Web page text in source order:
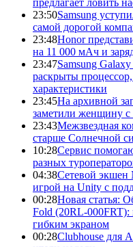
предлагает ловить
23:50Samsung
самой дорогой
23:48Honor
на 11 000 мАч и
23:47Samsung
раскрыты
характеристики
23:45На архивной
заметили женщину
23:43Межзвездная
старше Солнечной
10:28Сервис
разных
04:38Сетевой экшен
игрой на Unity с
00:28Новая статья:
Fold (20RL-000FRT):
гибким экраном
00:28Clubhouse для